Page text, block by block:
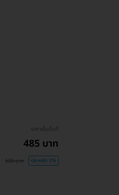
ราคาเริ่มต้นที่
485 บาท
500 บาท ประหยัด 3%